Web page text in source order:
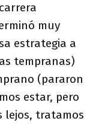
muy
estrategia a
tempranas)
(pararon
estar, pero
lejos, tratamos